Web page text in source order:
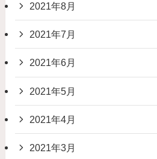
2021年8月
2021年7月
2021年6月
2021年5月
2021年4月
2021年3月